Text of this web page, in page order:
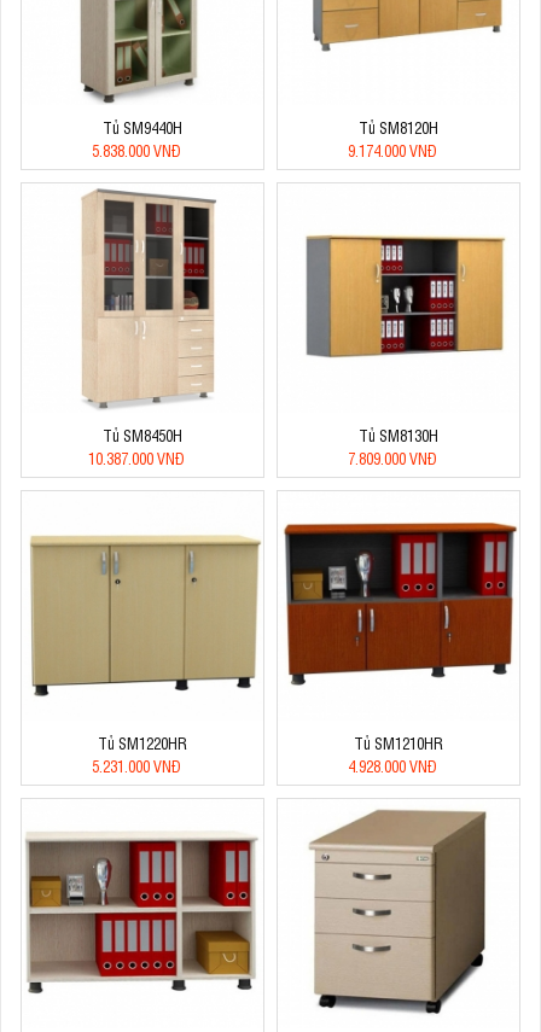
Tủ SM9440H
5.838.000 VNĐ
Tủ SM8120H
9.174.000 VNĐ
Tủ SM8450H
10.387.000 VNĐ
Tủ SM8130H
7.809.000 VNĐ
Tủ SM1220HR
5.231.000 VNĐ
Tủ SM1210HR
4.928.000 VNĐ